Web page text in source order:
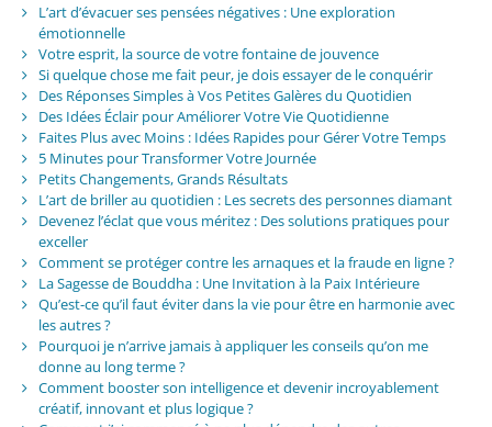
L’art d’évacuer ses pensées négatives : Une exploration
émotionnelle
Votre esprit, la source de votre fontaine de jouvence
Si quelque chose me fait peur, je dois essayer de le conquérir
Des Réponses Simples à Vos Petites Galères du Quotidien
Des Idées Éclair pour Améliorer Votre Vie Quotidienne
Faites Plus avec Moins : Idées Rapides pour Gérer Votre Temps
5 Minutes pour Transformer Votre Journée
Petits Changements, Grands Résultats
L’art de briller au quotidien : Les secrets des personnes diamant
Devenez l’éclat que vous méritez : Des solutions pratiques pour
exceller
Comment se protéger contre les arnaques et la fraude en ligne ?
La Sagesse de Bouddha : Une Invitation à la Paix Intérieure
Qu’est-ce qu’il faut éviter dans la vie pour être en harmonie avec
les autres ?
Pourquoi je n’arrive jamais à appliquer les conseils qu’on me
donne au long terme ?
Comment booster son intelligence et devenir incroyablement
créatif, innovant et plus logique ?